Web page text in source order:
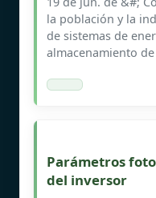
la población y la
de sistemas de
almacenamiento
Parámetros
del inversor